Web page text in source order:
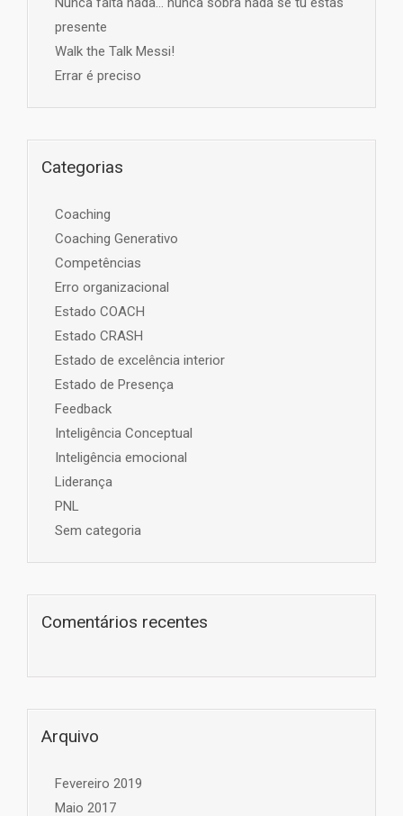
presente
Walk the Talk Messi!
Errar é preciso
Categorias
Coaching
Coaching Generativo
Competências
Erro organizacional
Estado COACH
Estado CRASH
Estado de excelência interior
Estado de Presença
Feedback
Inteligência Conceptual
Inteligência emocional
Liderança
PNL
Sem categoria
Comentários recentes
Arquivo
Fevereiro 2019
Maio 2017